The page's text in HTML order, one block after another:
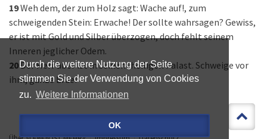
Durch die weitere Nutzung der Seite
stimmen Sie der Verwendung von Cookies
zu. Weitere Informationen
OK
19Weh dem, der zum Holz sagt: Wache auf!, zum
schweigenden Stein: Erwache! Der sollte wahrsagen? Gewiss,
er ist mit Gold und Silber überzogen, doch fehlt seinem
Inneren jeglicher Odem.
20Der Herr aber ist in seinem heiligen Palast. Schweige vor
ihm, ganze Erde!